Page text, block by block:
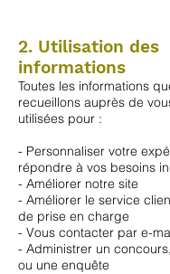
2. Utilisation des
informations
Toutes les informations
recueillons auprès de
utilisées pour :
- Personnaliser votre
répondre à vos besoins
- Améliorer notre site
- Améliorer le service
de prise en charge
- Vous contacter par e-
- Administrer un
ou une enquête